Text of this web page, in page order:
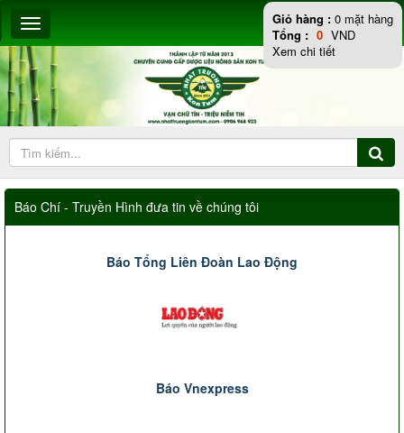
Báo Chí - Truyền Hình đưa tin về chúng tôi
Báo Tổng Liên Đoàn Lao Động
Báo Vnexpress
Giỏ hàng : 0 mặt hàng
Tổng : 0 VND
Xem chi tiết